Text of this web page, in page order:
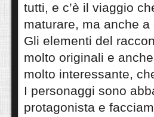
tutti, e c’è il viaggio
maturare, ma anche
Gli elementi del
molto originali e
molto interessante,
I personaggi sono
protagonista e